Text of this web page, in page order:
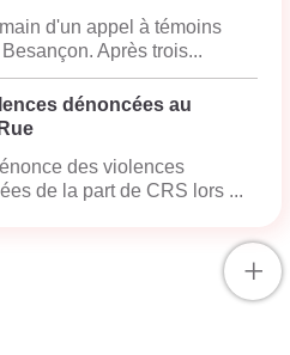
d'un appel à témoins
Après trois...
dénoncées au
des violences
de la part de CRS lors ...
+